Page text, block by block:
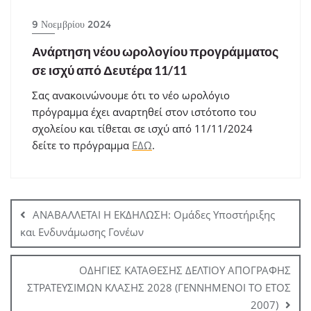
9 Νοεμβρίου 2024
Ανάρτηση νέου ωρολογίου προγράμματος
σε ισχύ από Δευτέρα 11/11
Σας ανακοινώνουμε ότι το νέο ωρολόγιο
πρόγραμμα έχει αναρτηθεί στον ιστότοπο του
σχολείου και τίθεται σε ισχύ από 11/11/2024
δείτε το πρόγραμμα ΕΔΩ.
άρθρων
ΑΝΑΒΑΛΛΕΤΑΙ Η ΕΚΔΗΛΩΣΗ: Ομάδες Υποστήριξης
και Ενδυνάμωσης Γονέων
ΟΔΗΓΙΕΣ ΚΑΤΑΘΕΣΗΣ ΔΕΛΤΙΟΥ ΑΠΟΓΡΑΦΗΣ
ΣΤΡΑΤΕΥΣΙΜΩΝ ΚΛΑΣΗΣ 2028 (ΓΕΝΝΗΜΕΝΟΙ ΤΟ ΕΤΟΣ
2007)